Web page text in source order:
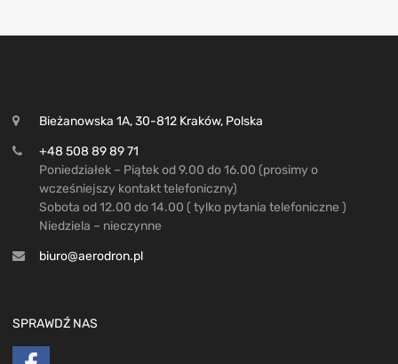
Bieżanowska 1A, 30-812 Kraków, Polska
+48 508 89 89 71
Poniedziałek – Piątek od 9.00 do 16.00 (prosimy o
wcześniejszy kontakt telefoniczny)
Sobota od 12.00 do 14.00 ( tylko pytania telefoniczne )
Niedziela – nieczynne
biuro@aerodron.pl
SPRAWDŹ NAS